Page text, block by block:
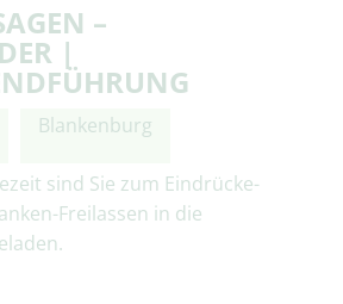
–
|
Blankenburg
sind Sie zum Eindrücke-
Freilassen in die